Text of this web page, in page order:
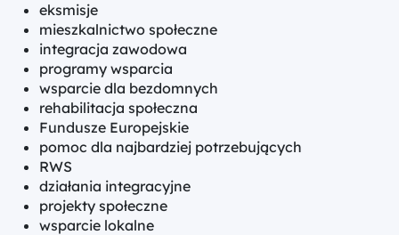
eksmisje
mieszkalnictwo społeczne
integracja zawodowa
programy wsparcia
wsparcie dla bezdomnych
rehabilitacja społeczna
Fundusze Europejskie
pomoc dla najbardziej potrzebujących
RWS
działania integracyjne
projekty społeczne
wsparcie lokalne